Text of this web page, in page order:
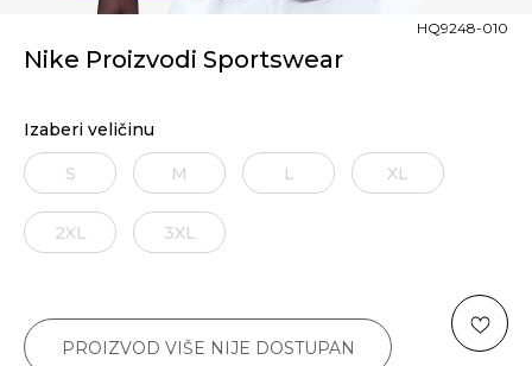
Nike Proizvodi Sportswear
HQ9248-010
Izaberi veličinu
S M L XL
2XL
3XL
PROIZVOD VIŠE NIJE DOSTUPAN